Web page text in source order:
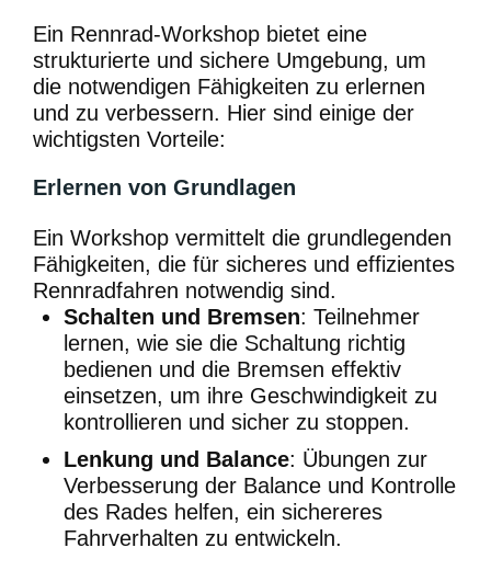
Ein Rennrad-Workshop bietet eine
strukturierte und sichere Umgebung, um
die notwendigen Fähigkeiten zu erlernen
und zu verbessern. Hier sind einige der
wichtigsten Vorteile:
Erlernen von Grundlagen
Ein Workshop vermittelt die grundlegenden
Fähigkeiten, die für sicheres und effizientes
Rennradfahren notwendig sind.
Schalten und Bremsen: Teilnehmer
lernen, wie sie die Schaltung richtig
bedienen und die Bremsen effektiv
einsetzen, um ihre Geschwindigkeit zu
kontrollieren und sicher zu stoppen.
Lenkung und Balance: Übungen zur
Verbesserung der Balance und Kontrolle
des Rades helfen, ein sichereres
Fahrverhalten zu entwickeln.